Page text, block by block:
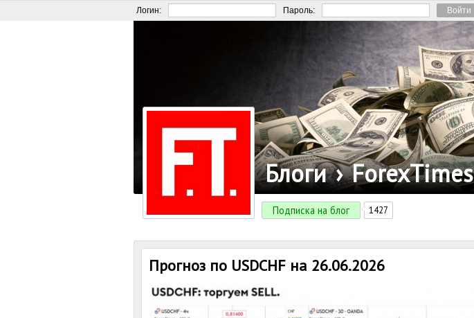
Логин: Пароль:
Блоги › ForexTimes
Подписка на блог 1427
Прогноз по USDCHF на 26.06.2026